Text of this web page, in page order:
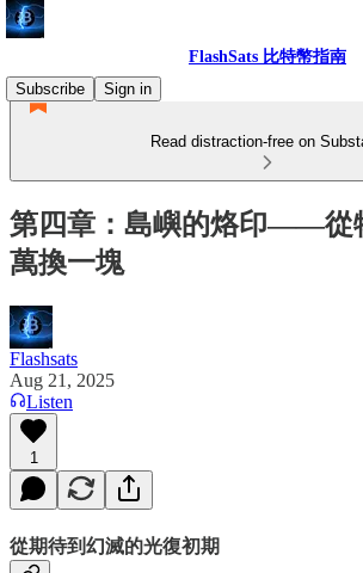
FlashSats 比特幣指南
Subscribe
Sign in
Read distraction-free on
第四章：島嶼的烙印——從
萬換一塊
Flashsats
Aug 21, 2025
Listen
1
從期待到幻滅的光復初期